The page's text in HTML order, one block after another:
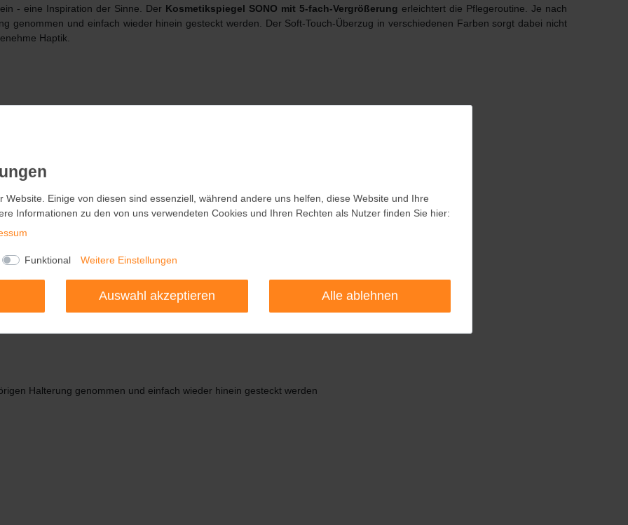
Website. Einige von diesen sind essenziell, während andere uns helfen, diese Website und Ihre
Informationen zu den von uns verwendeten Cookies und Ihren Rechten als Nutzer finden Sie hier:
Funktional Weitere Einstellungen
Auswahl akzeptieren Alle ablehnen
- eine Inspiration der Sinne. Der Kosmetikspiegel SONO mit 5-fach-Vergrößerung erleichtert die Pflegeroutine. Je nach
genommen und einfach wieder hinein gesteckt werden. Der Soft-Touch-Überzug in verschiedenen Farben sorgt dabei nicht
Haptik.
Chip, Black, Moonbeam, Satellite, Magnet, Tan, Misty Rose)
für diesen Artikel die Reinigung mit einem feuchten Tuch empfohlen
Halterung genommen und einfach wieder hinein gesteckt werden
Website. Einige von diesen sind essenziell, während andere uns helfen, diese Website und Ihre
Informationen zu den von uns verwendeten Cookies und Ihren Rechten als Nutzer finden Sie hier:
Funktional Weitere Einstellungen
Auswahl akzeptieren Alle ablehnen